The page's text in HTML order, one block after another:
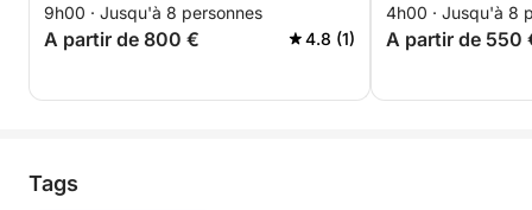
9h00 · Jusqu'à 8 personnes
A partir de 800 € 4.8 (1)
4h00 · Jusqu'à 8
A partir de 550
Tags